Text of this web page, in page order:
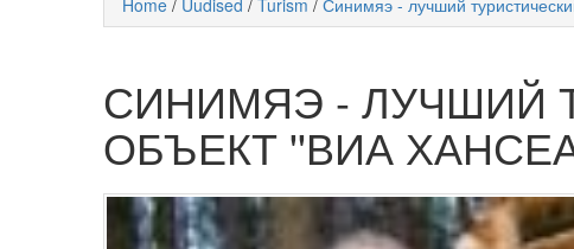
Home / Uudised / Turism / Синимяэ - лучший
СИНИМЯЭ - ЛУЧШИЙ
ОБЪЕКТ ''ВИА